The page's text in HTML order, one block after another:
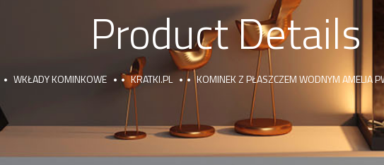
Product Details
WKŁADY KOMINKOWE KRATKI.PL KOMINEK Z PŁASZCZEM WODNYM AMELIA